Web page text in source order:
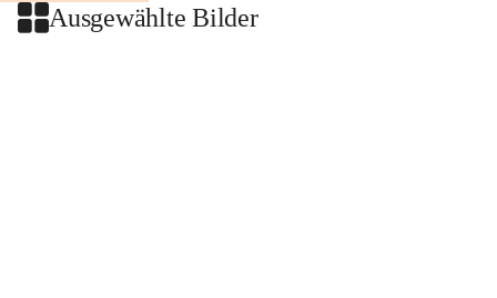
Ausgewählte Bilder